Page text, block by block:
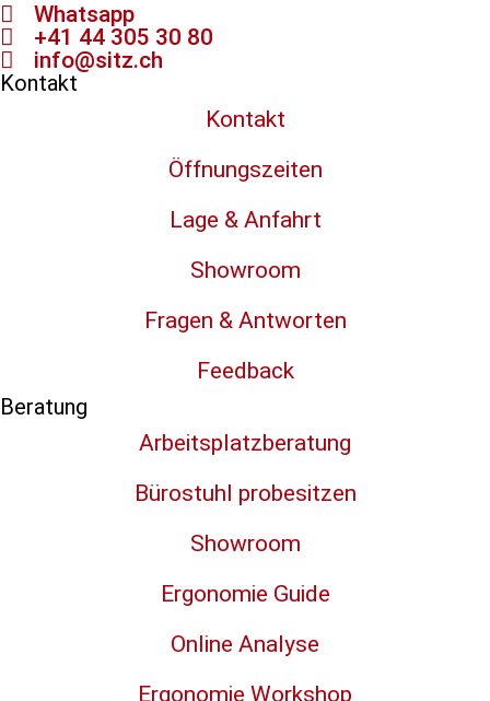
Whatsapp
+41 44 305 30 80
info@sitz.ch
Kontakt
Kontakt
Öffnungszeiten
Lage & Anfahrt
Showroom
Fragen & Antworten
Feedback
Beratung
Arbeitsplatzberatung
Bürostuhl probesitzen
Showroom
Ergonomie Guide
Online Analyse
Ergonomie Workshop